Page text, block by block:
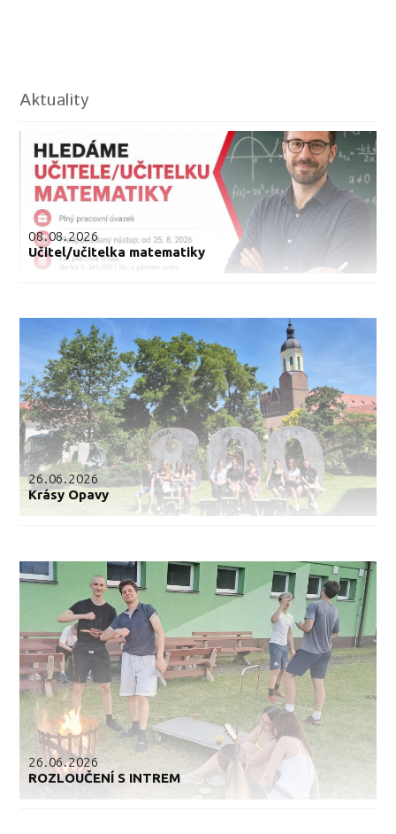
Aktuality
08.08.2026
Učitel/učitelka matematiky
26.06.2026
Krásy Opavy
26.06.2026
ROZLOUČENÍ S INTREM